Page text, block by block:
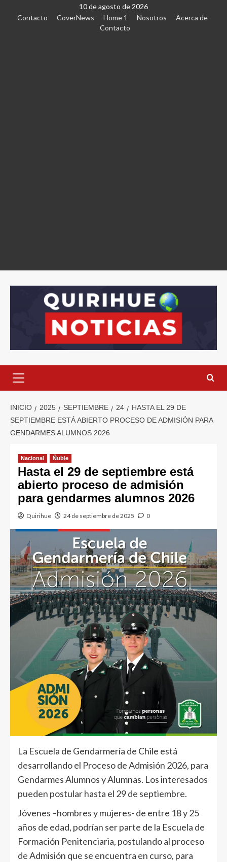
10 de agosto de 2026
Contacto
CoverNews Home 1 Nosotros
Acerca de
Contacto
INICIO 2025 SEPTIEMBRE 24
HASTA EL 29 DE
SEPTIEMBRE ESTÁ ABIERTO PROCESO DE ADMISIÓN PARA
GENDARMES ALUMNOS 2026
Nacional Ñuble
Hasta el 29 de septiembre está
abierto proceso de admisión
para gendarmes alumnos 2026
Quirihue 24 de septiembre de 2025 0
La Escuela de Gendarmería de Chile está
desarrollando el Proceso de Admisión 2026, para
Gendarmes Alumnos y Alumnas. Los interesados
pueden postular hasta el 29 de septiembre.
Jóvenes –hombres y mujeres- de entre 18 y 25
años de edad, podrían ser parte de la Escuela de
Formación Penitenciaria, postulando al proceso
de Admisión que se encuentra en curso, para